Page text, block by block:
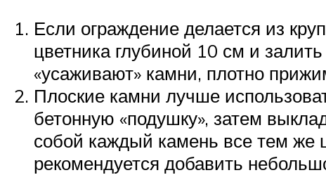
Если ограждение делается из
цветника глубиной 10 см и
«усаживают» камни, плотно
Плоские камни лучше
бетонную «подушку», затем
собой каждый камень все тем же
рекомендуется добавить